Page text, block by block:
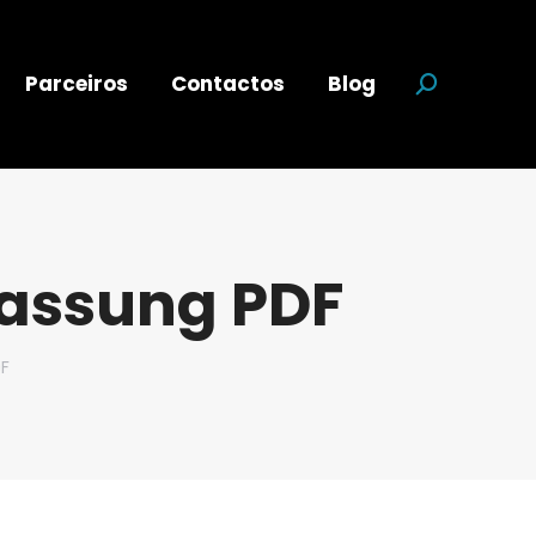
Parceiros Contactos Blog Search:
PDF